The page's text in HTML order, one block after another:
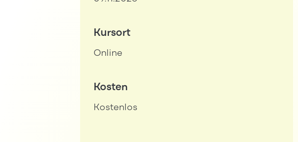
Kursort
Online
Kosten
Kostenlos